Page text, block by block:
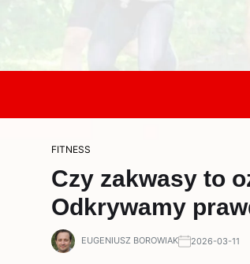
FITNESS
Czy zakwasy to
Odkrywamy
EUGENIUSZ BOROWIAK 2026-03-11